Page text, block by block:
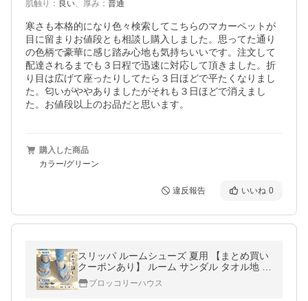
肌触り ： 良い、 厚み ： 普通
寒さも本格的になり色々検索してこちらのマカーペットが
目に留まりお値段とも相談し購入しました。思ってた通り
の色柄で豪華に感じ踏み心地も気持ちいいです。注文して
配達されるまでも３日程で迅速に対応して頂きました。折
り目は広げて座ったりしてたら３日ほどで平たくなりまし
た。匂いがややありましたがそれも３日ほどで消えまし
た。お値段以上のお品だと思います。
購入した商品
カラー/グリーン
違反報告 いいね 0
スリッパ ルームシューズ 夏用 【まとめ買い
クーポンあり】 ルーム サンダル タオル地 室
内 鼻緒 やわらかい 夏 モダー コットン メン
ズ レディース 洗える
ブロッコリーハウス